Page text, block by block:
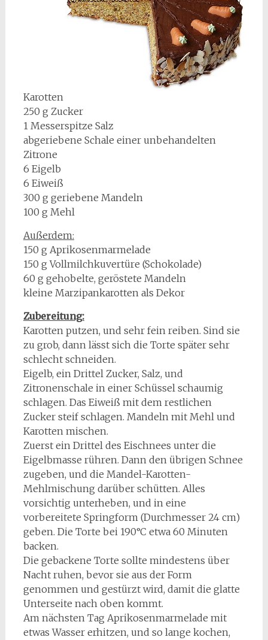
Karotten
250 g Zucker
1 Messerspitze Salz
abgeriebene Schale einer unbehandelten
Zitrone
6 Eigelb
6 Eiweiß
300 g geriebene Mandeln
100 g Mehl
Außerdem:
150 g Aprikosenmarmelade
150 g Vollmilchkuvertüre (Schokolade)
60 g gehobelte, geröstete Mandeln
kleine Marzipankarotten als Dekor
Zubereitung:
Karotten putzen, und sehr fein reiben. Sind sie
zu grob, dann lässt sich die Torte später sehr
schlecht schneiden.
Eigelb, ein Drittel Zucker, Salz, und
Zitronenschale in einer Schüssel schaumig
schlagen. Das Eiweiß mit dem restlichen
Zucker steif schlagen. Mandeln mit Mehl und
Karotten mischen.
Zuerst ein Drittel des Eischnees unter die
Eigelbmasse rühren. Dann den übrigen Schnee
zugeben, und die Mandel-Karotten-
Mehlmischung darüber schütten. Alles
vorsichtig unterheben, und in eine
vorbereitete Springform (Durchmesser 24 cm)
geben. Die Torte bei 190°C etwa 60 Minuten
backen.
Die gebackene Torte sollte mindestens über
Nacht ruhen, bevor sie aus der Form
genommen und gestürzt wird, damit die glatte
Unterseite nach oben kommt.
Am nächsten Tag Aprikosenmarmelade mit
etwas Wasser erhitzen, und so lange kochen,